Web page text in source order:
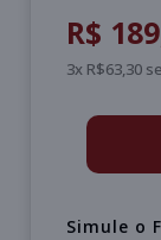
R$
3x R$63,30
Simule o